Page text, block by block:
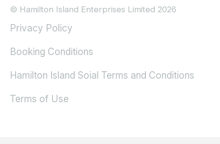
© Hamilton Island Enterprises Limited 2026
Privacy Policy
Booking Conditions
Hamilton Island Soial Terms and Conditions
Terms of Use